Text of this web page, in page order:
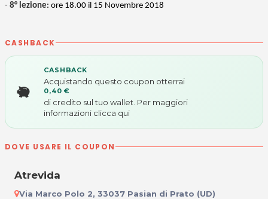
- 8° lezione: ore 18.00 il 15 Novembre 2018
CASHBACK
CASHBACK
Acquistando questo coupon otterrai
0,40 €
di credito sul tuo wallet. Per maggiori
informazioni clicca qui
DOVE USARE IL COUPON
Atrevida
Via Marco Polo 2, 33037 Pasian di Prato (UD)